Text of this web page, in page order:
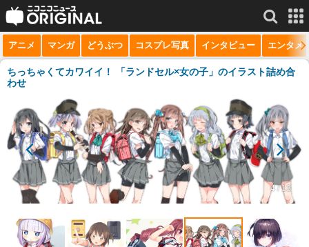
サービス一覧 もっと見る
niconico
生放送
ニュース
チャンネル
ニコニコQ
アニメ マンガ どうぶつ コスプレ写真 インタビュー エンタメ
ちっちゃくてカワイイ！ 「ランドセル×女の子」のイラスト詰め合
わせ
4 / 13